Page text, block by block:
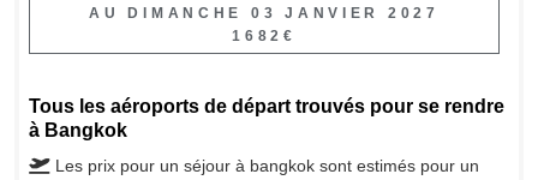
AU DIMANCHE 03 JANVIER 2027
1682€
Tous les aéroports de départ trouvés pour se rendre
à Bangkok
Les prix pour un séjour à bangkok sont estimés pour un